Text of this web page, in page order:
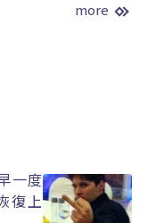
more
一度
復上